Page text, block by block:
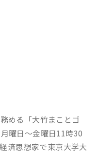
める「大竹まことゴ
曜日～金曜日11時30
済思想家で東京大学大